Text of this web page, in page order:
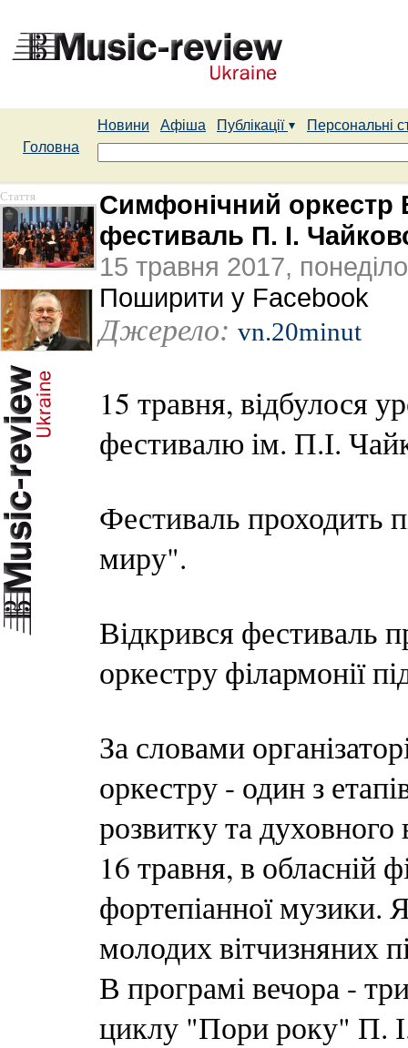
Новини Афіша Публікації
Персональні
Головна
Стаття
Симфонічний оркестр
фестиваль П. І.
15 травня 2017,
Поширити у Facebook
Джерело: vn.20minut
15 травня, відбулося
фестивалю ім. П.І.
Фестиваль проходить
миру".
Відкрився фестиваль
оркестру філармонії
За словами
оркестру - один з
розвитку та
16 травня, в обласній
фортепіанної музики.
молодих вітчизняних
В програмі вечора -
циклу "Пори року" П.